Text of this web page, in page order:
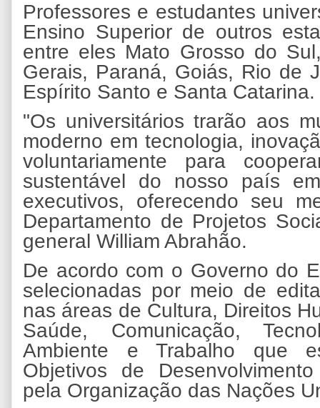
Professores e estudantes
Ensino Superior de outros
entre eles Mato Grosso do
Gerais, Paraná, Goiás, Rio de
Espírito Santo e Santa Catarina.
"Os universitários trarão aos
moderno em tecnologia,
voluntariamente para
sustentável do nosso país
executivos, oferecendo seu
Departamento de Projetos
general William Abrahão.
De acordo com o Governo do
selecionadas por meio de
nas áreas de Cultura, Direitos
Saúde, Comunicação,
Ambiente e Trabalho que
Objetivos de
pela Organização das Nações